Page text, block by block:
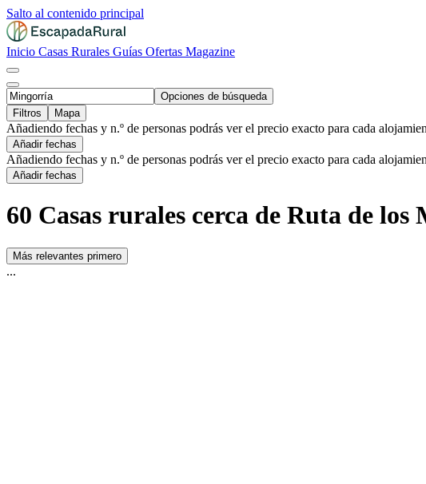
Salto al contenido principal
Inicio Casas Rurales Guías Ofertas Magazine
Opciones de búsqueda
Filtros
Mapa
Añadiendo fechas y n.º de personas podrás ver el precio exacto para cada
Añadir fechas
Añadiendo fechas y n.º de personas podrás ver el precio exacto para cada
Añadir fechas
60 Casas rurales cerca de Ruta de
Más relevantes primero
...